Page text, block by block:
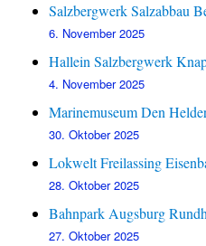
Salzbergwerk Salzabbau
6. November 2025
Hallein Salzbergwerk
4. November 2025
Marinemuseum Den
30. Oktober 2025
Lokwelt Freilassing
28. Oktober 2025
Bahnpark Augsburg
27. Oktober 2025